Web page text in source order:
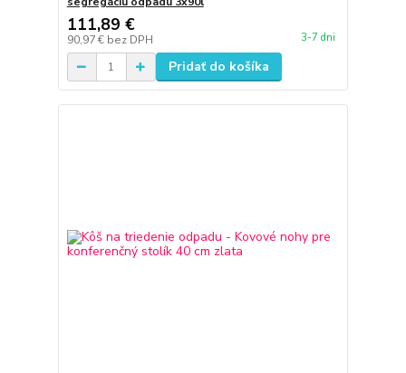
111,89 €
90,97 € bez DPH 3-7 dni
Pridať do košíka